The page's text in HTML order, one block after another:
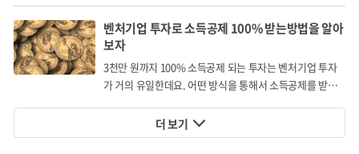
벤처기업 투자로 소득공제 100% 받는방법을 알아
보자
3천만 원까지 100% 소득공제 되는 투자는 벤처기업 투자
가 거의 유일한데요. 어떤 방식을 통해서 소득공제를 받게
더 보기